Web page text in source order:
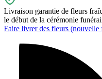
Livraison garantie de fleurs
le début de la cérémonie
Faire livrer des fleurs (nouvelle